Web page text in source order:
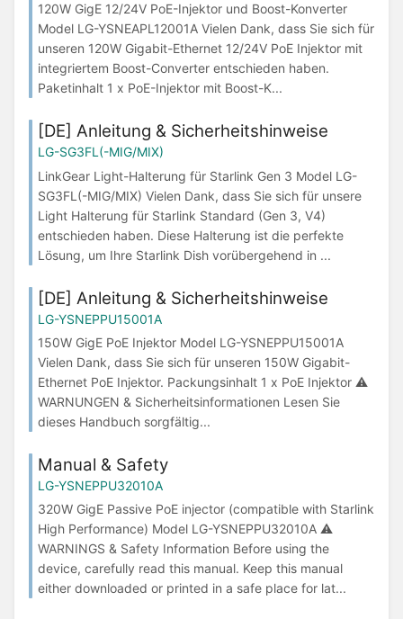
120W GigE 12/24V PoE-Injektor und Boost-Konverter
Model LG-YSNEAPL12001A Vielen Dank, dass Sie sich für
unseren 120W Gigabit-Ethernet 12/24V PoE Injektor mit
integriertem Boost-Converter entschieden haben.
Paketinhalt 1 x PoE-Injektor mit Boost-K...
[DE] Anleitung & Sicherheitshinweise
LG-SG3FL(-MIG/MIX)
LinkGear Light-Halterung für Starlink Gen 3 Model LG-
SG3FL(-MIG/MIX) Vielen Dank, dass Sie sich für unsere
Light Halterung für Starlink Standard (Gen 3, V4)
entschieden haben. Diese Halterung ist die perfekte
Lösung, um Ihre Starlink Dish vorübergehend in ...
[DE] Anleitung & Sicherheitshinweise
LG-YSNEPPU15001A
150W GigE PoE Injektor Model LG-YSNEPPU15001A
Vielen Dank, dass Sie sich für unseren 150W Gigabit-
Ethernet PoE Injektor. Packungsinhalt 1 x PoE Injektor ⚠
WARNUNGEN & Sicherheitsinformationen Lesen Sie
dieses Handbuch sorgfältig...
Manual & Safety
LG-YSNEPPU32010A
320W GigE Passive PoE injector (compatible with Starlink
High Performance) Model LG-YSNEPPU32010A ⚠
WARNINGS & Safety Information Before using the
device, carefully read this manual. Keep this manual
either downloaded or printed in a safe place for lat...